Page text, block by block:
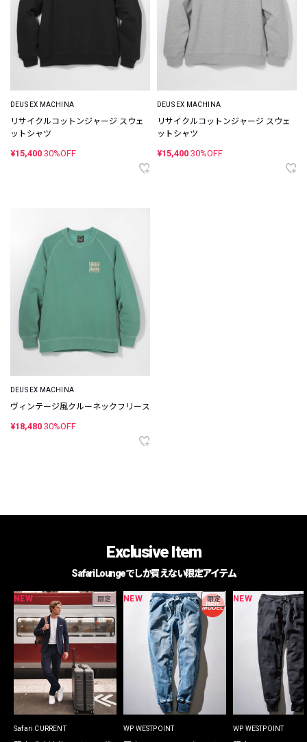
DEUS EX MACHINA
リサイクルコットンジャージ スウェ
ットシャツ
¥15,400 30%OFF
DEUS EX MACHINA
リサイクルコットンジャージ スウェ
ットシャツ
¥15,400 30%OFF
DEUS EX MACHINA
ヴィンテージ風クルーネックフリース
¥18,480 30%OFF
Exclusive Item
Safari Loungeでしか買えない限定アイテム
NEW 限定
Safari CURRENT
NEW 限定
WP WESTPOINT
NEW
WP WESTPOINT